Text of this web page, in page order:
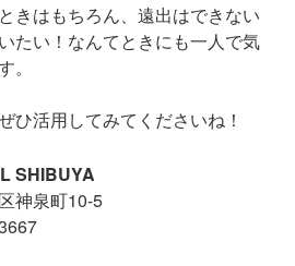
きはもちろん、遠出はできない
たい！なんてときにも一人で気
。
ひ活用してみてくださいね！
SHIBUYA
神泉町10-5